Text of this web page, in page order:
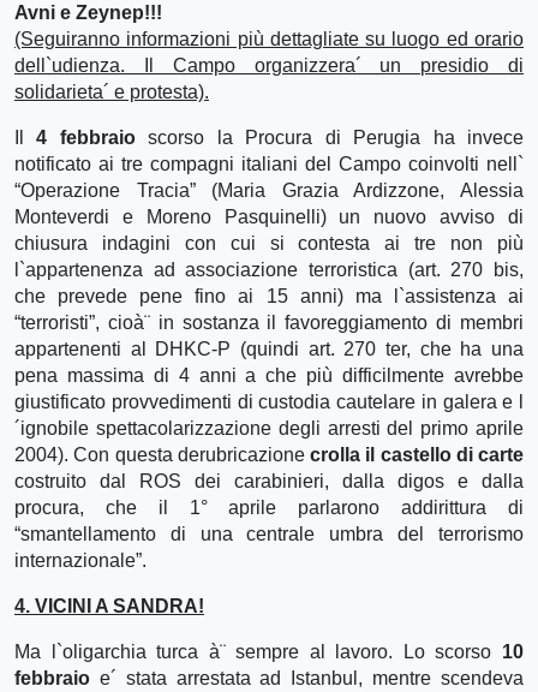
Avni e Zeynep!!!
(Seguiranno informazioni più dettagliate su luogo ed orario
dell`udienza. Il Campo organizzera´ un presidio di
solidarieta´ e protesta).
Il4 febbraioscorso la Procura di Perugia ha invece
notificato ai tre compagni italiani del Campo coinvolti nell`
“Operazione Tracia” (Maria Grazia Ardizzone, Alessia
Monteverdi e Moreno Pasquinelli) un nuovo avviso di
chiusura indagini con cui si contesta ai tre non più
l`appartenenza ad associazione terroristica (art. 270 bis,
che prevede pene fino ai 15 anni) ma l`assistenza ai
“terroristi”, cioà¨ in sostanza il favoreggiamento di membri
appartenenti al DHKC-P (quindi art. 270 ter, che ha una
pena massima di 4 anni a che più difficilmente avrebbe
giustificato provvedimenti di custodia cautelare in galera e l
´ignobile spettacolarizzazione degli arresti del primo aprile
2004). Con questa derubricazione crolla il castello di carte
costruito dal ROS dei carabinieri, dalla digos e dalla
procura, che il 1° aprile parlarono addirittura di
“smantellamento di una centrale umbra del terrorismo
internazionale”.
4. VICINI A SANDRA!
Ma l`oligarchia turca à¨ sempre al lavoro. Lo scorso 10
febbraio e´ stata arrestata ad Istanbul, mentre scendeva